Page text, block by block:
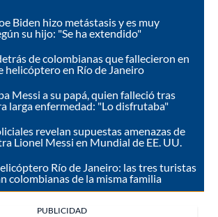
Biden hizo metástasis y es muy
su hijo: "Se ha extendido"
de colombianas que fallecieron en
helicóptero en Río de Janeiro
Messi a su papá, quien falleció tras
larga enfermedad: "Lo disfrutaba"
revelan supuestas amenazas de
Lionel Messi en Mundial de EE. UU.
Río de Janeiro: las tres turistas
colombianas de la misma familia
PUBLICIDAD